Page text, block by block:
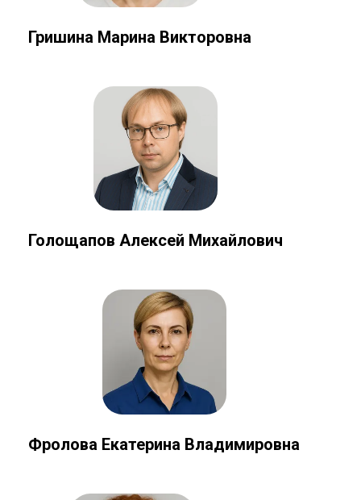
Гришина Марина Викторовна
Голощапов Алексей Михайлович
Фролова Екатерина Владимировна